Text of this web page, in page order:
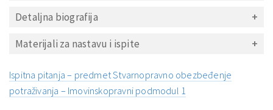
Detaljna biografija
Materijali za nastavu i ispite
Ispitna pitanja – predmet Stvarnopravno obezbeđenje
potraživanja – Imovinskopravni podmodul 1